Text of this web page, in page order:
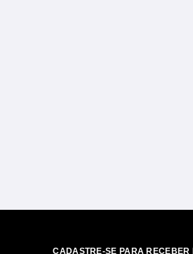
CADASTRE-SE PARA RECEBER